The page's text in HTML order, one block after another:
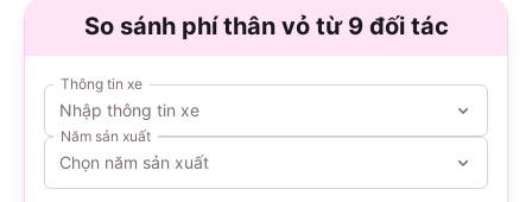
So sánh phí thân vỏ từ 9 đối tác
Thông tin xe
Nhập thông tin xe
Năm sản xuất
Chọn năm sản xuất